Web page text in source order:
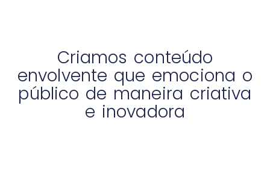
Criamos conteúdo
envolvente que emociona o
público de maneira criativa
e inovadora